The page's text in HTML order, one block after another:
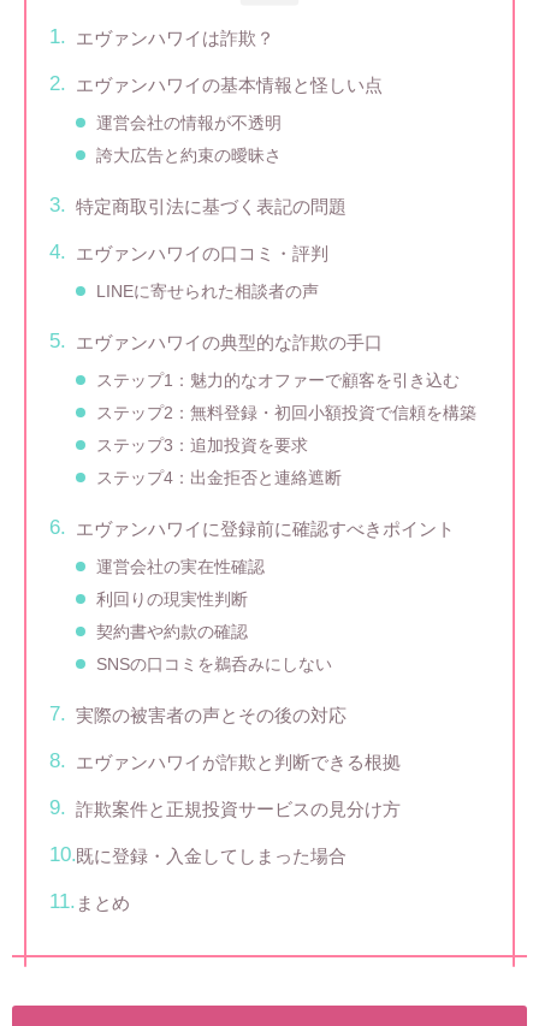
エヴァンハワイは詐欺？
エヴァンハワイの基本情報と怪しい点
運営会社の情報が不透明
誇大広告と約束の曖昧さ
特定商取引法に基づく表記の問題
エヴァンハワイの口コミ・評判
LINEに寄せられた相談者の声
エヴァンハワイの典型的な詐欺の手口
ステップ1：魅力的なオファーで顧客を引き込む
ステップ2：無料登録・初回小額投資で信頼を構築
ステップ3：追加投資を要求
ステップ4：出金拒否と連絡遮断
エヴァンハワイに登録前に確認すべきポイント
運営会社の実在性確認
利回りの現実性判断
契約書や約款の確認
SNSの口コミを鵜呑みにしない
実際の被害者の声とその後の対応
エヴァンハワイが詐欺と判断できる根拠
詐欺案件と正規投資サービスの見分け方
既に登録・入金してしまった場合
まとめ